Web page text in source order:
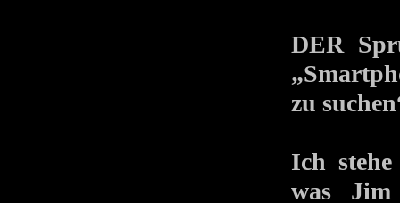
DER
zu
Ich
was